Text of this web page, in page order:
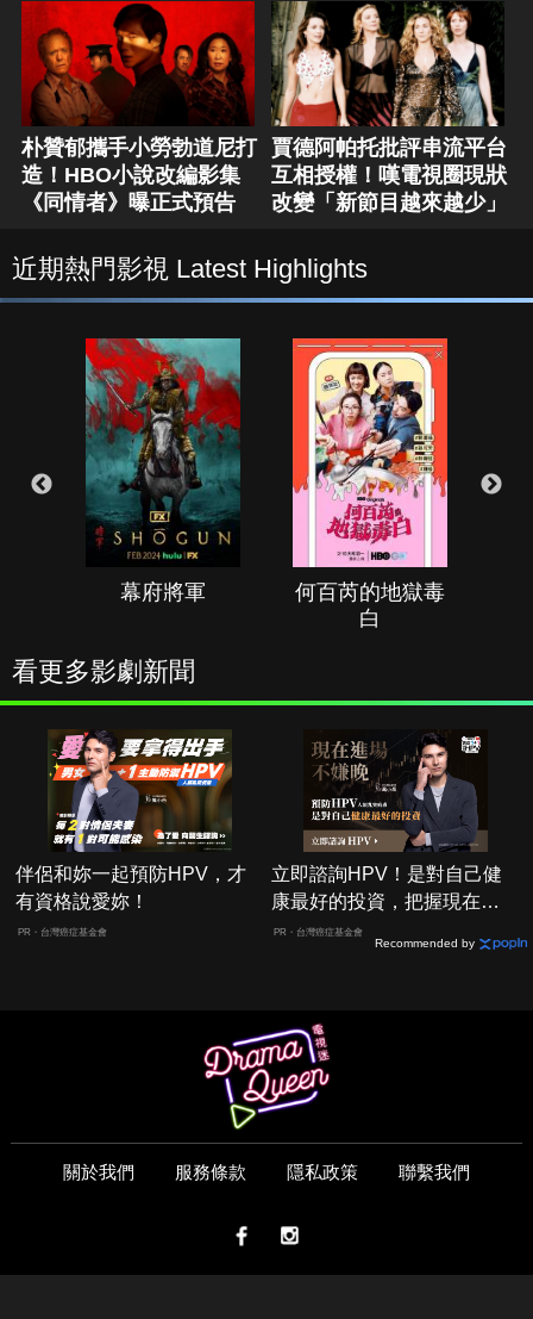
朴贊郁攜手小勞勃道尼打
造！HBO小說改編影集
《同情者》曝正式預告
賈德阿帕托批評串流平台
互相授權！嘆電視圈現狀
改變「新節目越來越少」
近期熱門影視 Latest Highlights
幕府將軍
何百芮的地獄毒
白
看更多影劇新聞
伴侶和妳一起預防HPV，才
有資格說愛妳！
PR・台灣癌症基金會
立即諮詢HPV！是對自己健
康最好的投資，把握現在不
嫌晚！
PR・台灣癌症基金會
Recommended by
關於我們 服務條款 隱私政策 聯繫我們